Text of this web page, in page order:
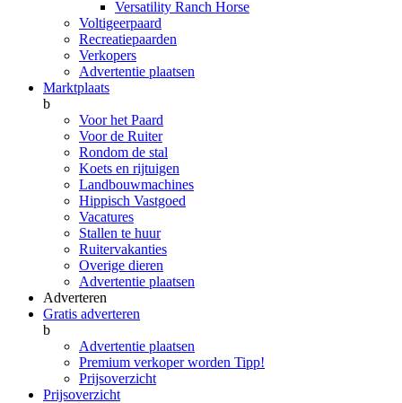
Versatility Ranch Horse
Voltigeerpaard
Recreatiepaarden
Verkopers
Advertentie plaatsen
Marktplaats
b
Voor het Paard
Voor de Ruiter
Rondom de stal
Koets en rijtuigen
Landbouwmachines
Hippisch Vastgoed
Vacatures
Stallen te huur
Ruitervakanties
Overige dieren
Advertentie plaatsen
Adverteren
Gratis adverteren
b
Advertentie plaatsen
Premium verkoper worden Tipp!
Prijsoverzicht
Prijsoverzicht